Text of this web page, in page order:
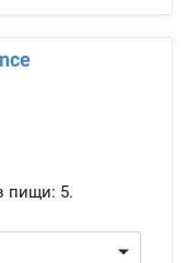
пищи: 5.